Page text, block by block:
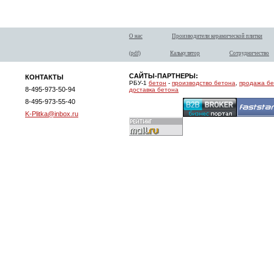
О нас Производители керамической плитки
(pdf) Калькулятор Сотрудничество
КОНТАКТЫ
8-495-973-50-94
8-495-973-55-40
K-Plitka@inbox.ru
САЙТЫ-ПАРТНЕРЫ:
РБУ-1 бетон - производство бетона
продажа
доставка бетона